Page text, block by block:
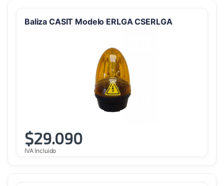
Baliza CASIT Modelo ERLGA CSERLGA
$29.090
IVA Incluido